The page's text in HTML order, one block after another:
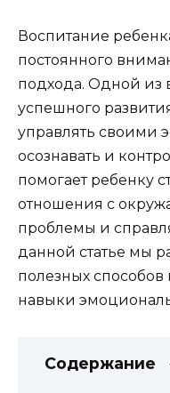
Воспитание
постоянного
подхода. Одной из
успешного
управлять своими
осознавать и
помогает ребенку
отношения с
проблемы и
данной статье мы
полезных
навыки
Содержание